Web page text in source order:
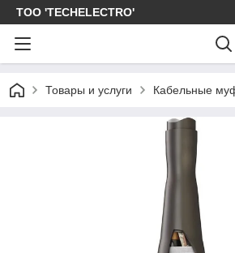
ТОО 'TECHELECTRO'
Товары и услуги Кабельные